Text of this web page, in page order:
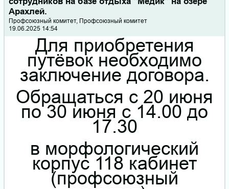
Арахлей.
Профсоюзный комитет, Профсоюзный комитет
19.06.2025 14:54
Для приобретения
путёвок необходимо
заключение договора.
Обращаться с 20 июня
по 30 июня с 14.00 до
17.30
в морфологический
корпус 118 кабинет
(профсоюзный